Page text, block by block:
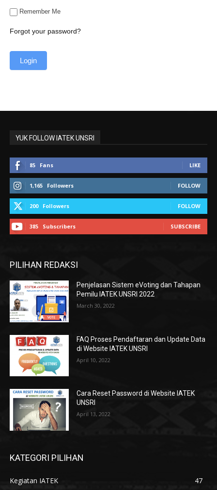
Remember Me
Forgot your password?
YUK FOLLOW IATEK UNSRI
85 Fans LIKE
1,165 Followers FOLLOW
200 Followers FOLLOW
385 Subscribers SUBSCRIBE
PILIHAN REDAKSI
Penjelasan Sistem eVoting dan Tahapan
Pemilu IATEK UNSRI 2022
March 30, 2022
FAQ Proses Pendaftaran dan Update Data
di Website IATEK UNSRI
April 10, 2022
Cara Reset Password di Website IATEK
UNSRI
April 13, 2022
KATEGORI PILIHAN
Kegiatan IATEK
47